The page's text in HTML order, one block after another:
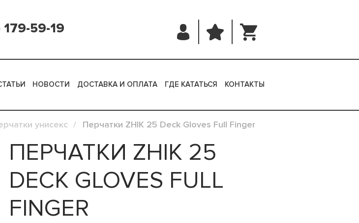
59-19
НОВОСТИ ДОСТАВКА И ОПЛАТА ГДЕ КАТАТЬСЯ КОНТАКТЫ
унисекс Перчатки ZHIK 25 Deck Gloves Full Finger
ПЕРЧАТКИ ZHIK 25
DECK GLOVES FULL
FINGER